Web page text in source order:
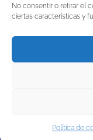
No consentir o retirar el
ciertas características y
Política de
¿Qué es la
Fisioterapia
Fisioterapia
Política